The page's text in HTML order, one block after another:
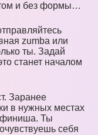
и без формы…
zumba или
ты. Задай
станет началом
Заранее
в нужных местах
финиша. Ты
себя